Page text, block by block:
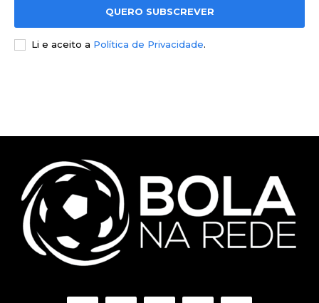
QUERO SUBSCREVER
Li e aceito a Política de Privacidade.